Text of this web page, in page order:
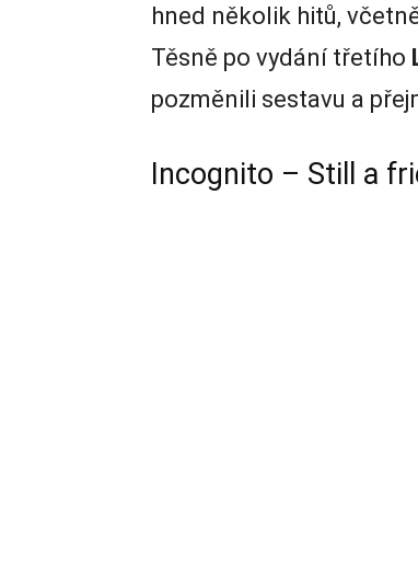
hned několik hitů,
Těsně po vydání třetího
pozměnili sestavu a
Incognito – Still a